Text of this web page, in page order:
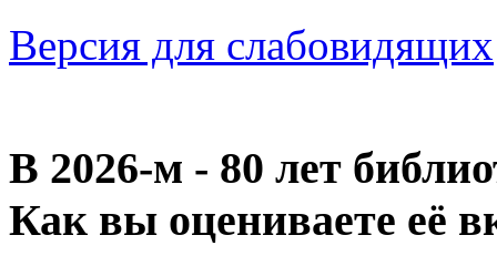
Версия для слабовидящих
В 2026‑м - 80 лет
Как вы оцениваете её